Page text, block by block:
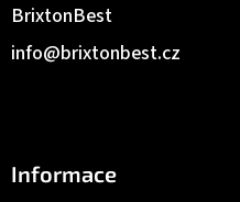
info@brixtonbest.cz
BrixtonBest
Informace